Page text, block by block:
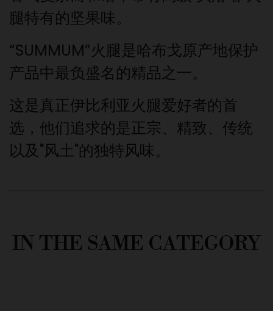
腿特有的坚果味。
“SUMMUM”火腿是哈布戈原产地保护
产品中最负盛名的精品之一。
这是真正伊比利亚火腿爱好者的首
选，他们追求的是正宗、精致、传统
以及"风土"的独特风味。
IN THE SAME CATEGORY